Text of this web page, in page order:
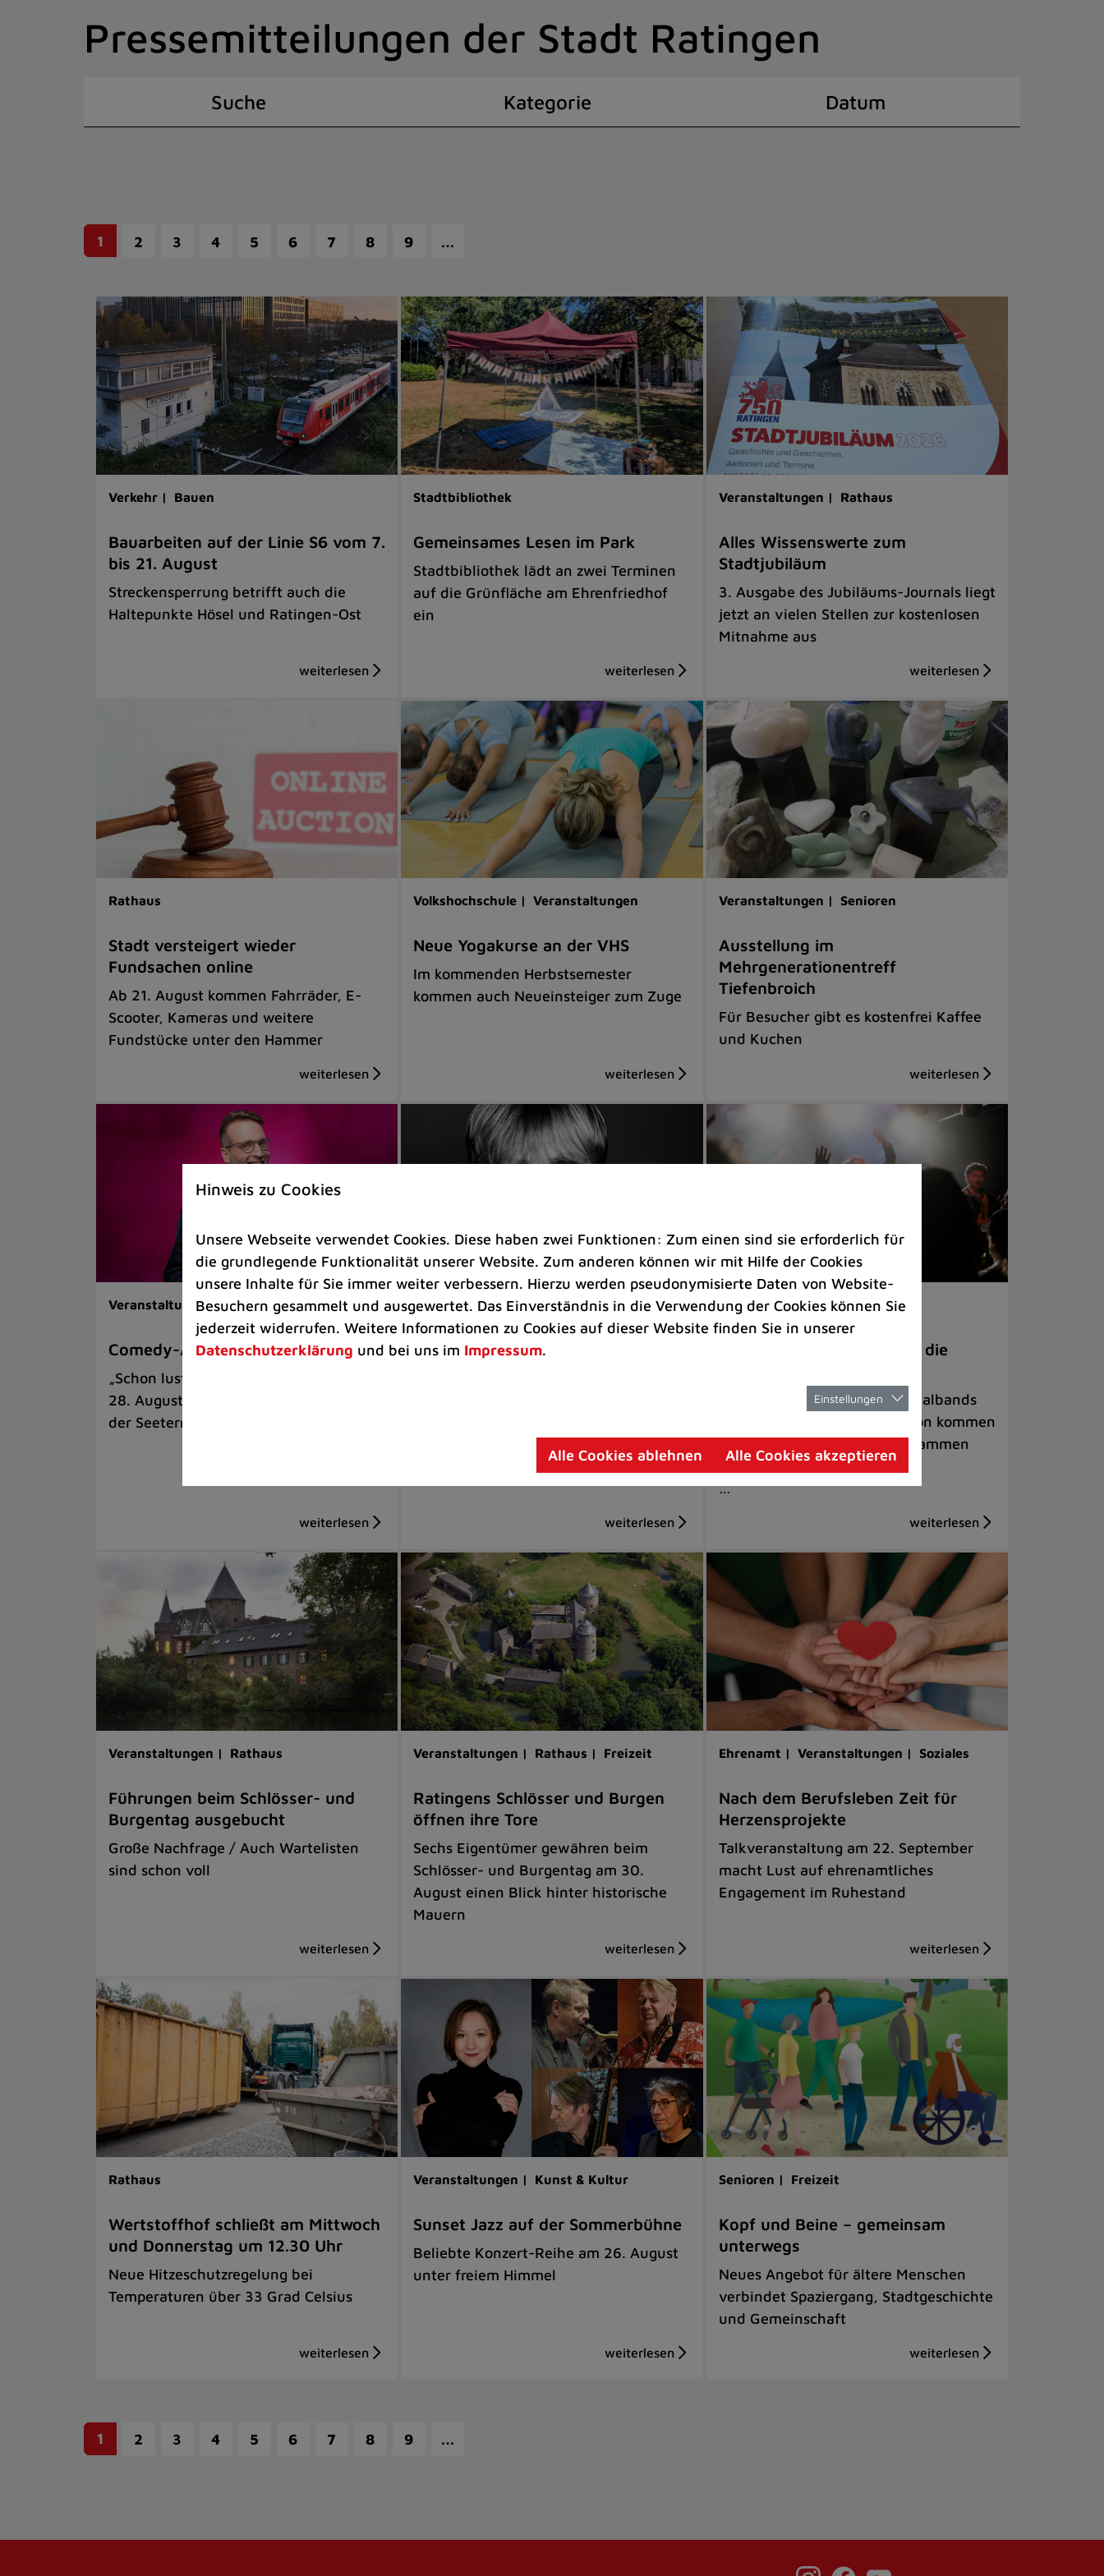
Pressemitteilungen der Stadt Ratingen
Suche Kategorie Datum
1 2 3 4 5 6 7 8 9 …
Verkehr | Bauen
Bauarbeiten auf der Linie S6 vom 7.
bis 21. August
Streckensperrung betrifft auch die
Haltepunkte Hösel und Ratingen-Ost
Stadtbibliothek
Gemeinsames Lesen im Park
Stadtbibliothek lädt an zwei Terminen
auf die Grünfläche am Ehrenfriedhof
ein
Veranstaltungen | Rathaus
Alles Wissenswerte zum
Stadtjubiläum
3. Ausgabe des Jubiläums-Journals liegt
jetzt an vielen Stellen zur kostenlosen
Mitnahme aus
Rathaus
Stadt versteigert wieder
Fundsachen online
Ab 21. August kommen Fahrräder, E-
Scooter, Kameras und weitere
Fundstücke unter den Hammer
Volkshochschule | Veranstaltungen
Neue Yogakurse an der VHS
Im kommenden Herbstsemester
kommen auch Neueinsteiger zum Zuge
Veranstaltungen | Senioren
Ausstellung im
Mehrgenerationentreff
Tiefenbroich
Für Besucher gibt es kostenfrei Kaffee
und Kuchen
Veranstaltungen | Kunst & Kultur
Comedy-Abend mit Benni Stark
„Schon lustig, wenn’s witzig ist!“ am
28. August auf der Sommerbühne an
der Seeterrasse
Veranstaltungen
Kultkicker Ansgar Brinkmann
Veranstaltungen
„Manege Madness“ bringt die
Internationale Rock- und Metalbands
und starke Acts aus der Region kommen
am 17. Oktober in Lintorf zusammen
…
Veranstaltungen | Rathaus
Führungen beim Schlösser- und
Burgentag ausgebucht
Große Nachfrage / Auch Wartelisten
sind schon voll
Veranstaltungen | Rathaus | Freizeit
Ratingens Schlösser und Burgen
öffnen ihre Tore
Sechs Eigentümer gewähren beim
Schlösser- und Burgentag am 30.
August einen Blick hinter historische
Mauern
Ehrenamt | Veranstaltungen | Soziales
Nach dem Berufsleben Zeit für
Herzensprojekte
Talkveranstaltung am 22. September
macht Lust auf ehrenamtliches
Engagement im Ruhestand
Rathaus
Wertstoffhof schließt am Mittwoch
und Donnerstag um 12.30 Uhr
Neue Hitzeschutzregelung bei
Temperaturen über 33 Grad Celsius
Veranstaltungen | Kunst & Kultur
Sunset Jazz auf der Sommerbühne
Beliebte Konzert-Reihe am 26. August
unter freiem Himmel
Senioren | Freizeit
Kopf und Beine – gemeinsam
unterwegs
Neues Angebot für ältere Menschen
verbindet Spaziergang, Stadtgeschichte
und Gemeinschaft
1 2 3 4 5 6 7 8 9 …
Hinweis zu Cookies
Unsere Webseite verwendet Cookies. Diese haben zwei Funktionen: Zum einen sind sie erforderlich für
die grundlegende Funktionalität unserer Website. Zum anderen können wir mit Hilfe der Cookies
unsere Inhalte für Sie immer weiter verbessern. Hierzu werden pseudonymisierte Daten von Website-
Besuchern gesammelt und ausgewertet. Das Einverständnis in die Verwendung der Cookies können Sie
jederzeit widerrufen. Weitere Informationen zu Cookies auf dieser Website finden Sie in unserer
Datenschutzerklärung und bei uns im Impressum.
Einstellungen
Alle Cookies ablehnen Alle Cookies akzeptieren